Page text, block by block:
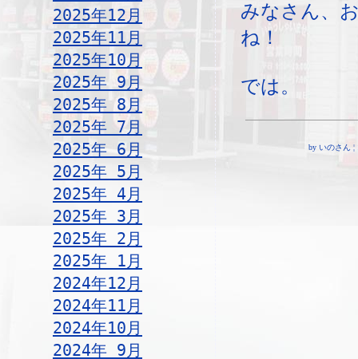
2025年12月
2025年11月
2025年10月
2025年 9月
2025年 8月
2025年 7月
2025年 6月
2025年 5月
2025年 4月
2025年 3月
2025年 2月
2025年 1月
2024年12月
2024年11月
2024年10月
2024年 9月
みなさん、
ね！
では。
by いのさん ¦